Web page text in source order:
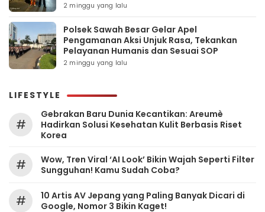
2 minggu yang lalu
Polsek Sawah Besar Gelar Apel
Pengamanan Aksi Unjuk Rasa, Tekankan
Pelayanan Humanis dan Sesuai SOP
2 minggu yang lalu
LIFESTYLE
#
Gebrakan Baru Dunia Kecantikan: Areumè
Hadirkan Solusi Kesehatan Kulit Berbasis Riset
Korea
#
Wow, Tren Viral ‘AI Look’ Bikin Wajah Seperti Filter
Sungguhan! Kamu Sudah Coba?
#
10 Artis AV Jepang yang Paling Banyak Dicari di
Google, Nomor 3 Bikin Kaget!